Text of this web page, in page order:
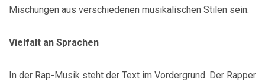
Mischungen aus verschiedenen musikalischen Stilen sein.
Vielfalt an Sprachen
In der Rap-Musik steht der Text im Vordergrund. Der Rapper